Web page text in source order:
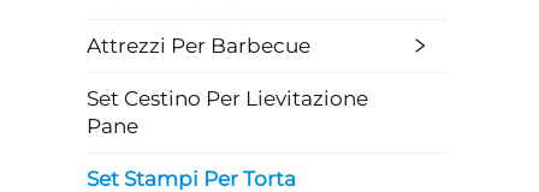
Attrezzi Per Barbecue
Set Cestino Per Lievitazione
Pane
Set Stampi Per Torta